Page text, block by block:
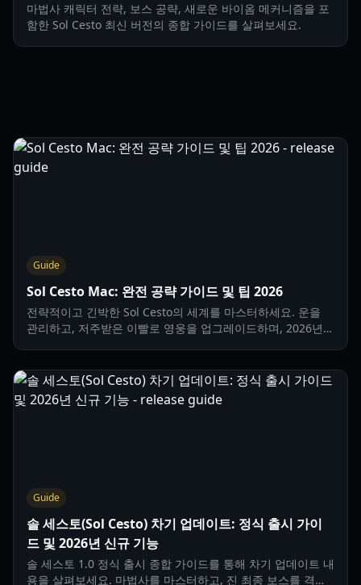
마법사 캐릭터 전략, 보스 공략, 새로운 바이옴 메커니즘을 포
함한 Sol Cesto 최신 버전의 종합 가이드를 살펴보세요.
Guide
Sol Cesto Mac: 완전 공략 가이드 및 팁 2026
전략적이고 긴박한 Sol Cesto의 세계를 마스터하세요. 운을
관리하고, 저주받은 이빨로 영웅을 업그레이드하며, 2026년
Guide
솔 세스토(Sol Cesto) 차기 업데이트: 정식 출시 가이
드 및 2026년 신규 기능
솔 세스토 1.0 정식 출시 종합 가이드를 통해 차기 업데이트 내
용을 살펴보세요. 마법사를 마스터하고, 진 최종 보스를 격파